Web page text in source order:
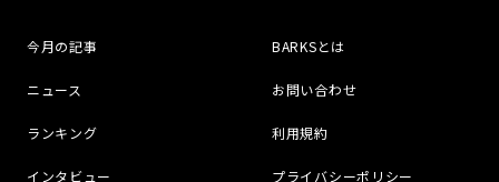
今月の記事
ニュース
ランキング
インタビュー
BARKSとは
お問い合わせ
利用規約
プライバシーポリシー